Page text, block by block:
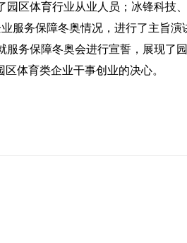
园区体育行业从业人员；冰锋科技
服务保障冬奥情况，进行了主旨
服务保障冬奥会进行宣誓，展现了
体育类企业干事创业的决心。